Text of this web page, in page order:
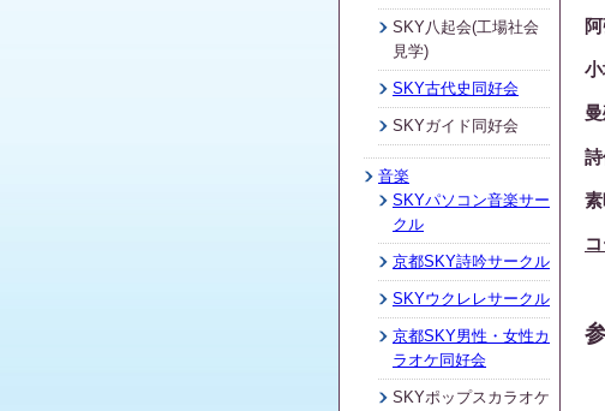
SKY八起会(工場社会
見学)
SKY古代史同好会
SKYガイド同好会
音楽
SKYパソコン音楽サー
クル
京都SKY詩吟サークル
SKYウクレレサークル
京都SKY男性・女性カ
ラオケ同好会
SKYポップスカラオケ
素